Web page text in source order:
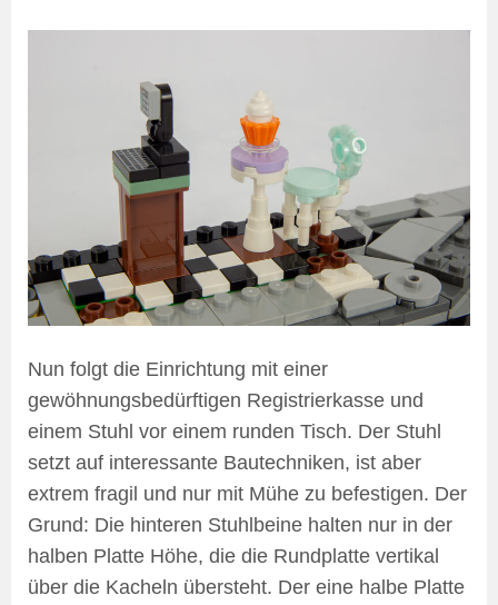
Nun folgt die Einrichtung mit einer
gewöhnungsbedürftigen Registrierkasse und
einem Stuhl vor einem runden Tisch. Der Stuhl
setzt auf interessante Bautechniken, ist aber
extrem fragil und nur mit Mühe zu befestigen. Der
Grund: Die hinteren Stuhlbeine halten nur in der
halben Platte Höhe, die die Rundplatte vertikal
über die Kacheln übersteht. Der eine halbe Platte